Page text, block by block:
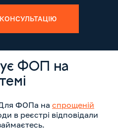
ФОП на
ФОПа на спрощеній
в реєстрі відповідали